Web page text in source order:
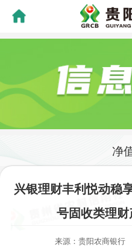
净
兴银理财丰利悦动稳
号固收类理
来源：贵阳农商银行